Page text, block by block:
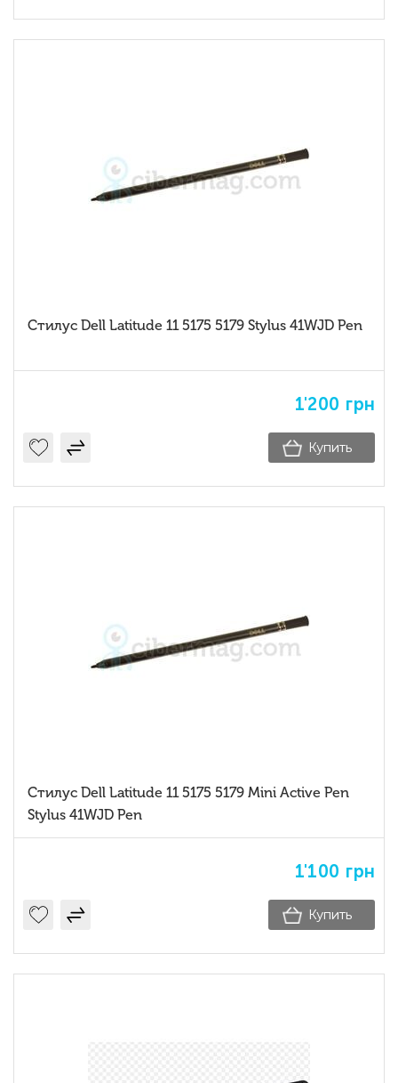
Стилус Dell Latitude 11 5175 5179 Stylus 41WJD Pen
1'200 грн
Купить
Стилус Dell Latitude 11 5175 5179 Mini Active Pen
Stylus 41WJD Pen
1'100 грн
Купить